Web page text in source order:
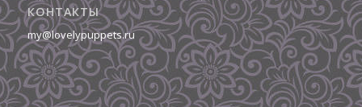
КОНТАКТЫ
my@lovelypuppets.ru